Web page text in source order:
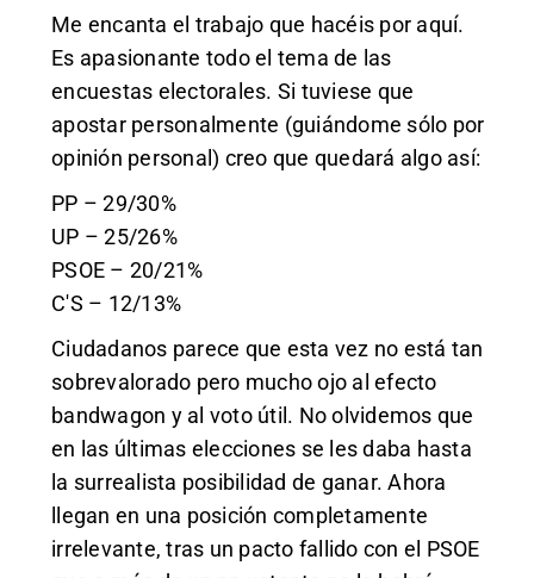
Me encanta el trabajo que hacéis por aquí.
Es apasionante todo el tema de las
encuestas electorales. Si tuviese que
apostar personalmente (guiándome sólo por
opinión personal) creo que quedará algo así:
PP – 29/30%
UP – 25/26%
PSOE – 20/21%
C'S – 12/13%
Ciudadanos parece que esta vez no está tan
sobrevalorado pero mucho ojo al efecto
bandwagon y al voto útil. No olvidemos que
en las últimas elecciones se les daba hasta
la surrealista posibilidad de ganar. Ahora
llegan en una posición completamente
irrelevante, tras un pacto fallido con el PSOE